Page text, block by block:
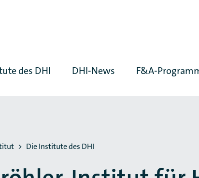
des DHI DHI-News F&A-
Die Institute des DHI